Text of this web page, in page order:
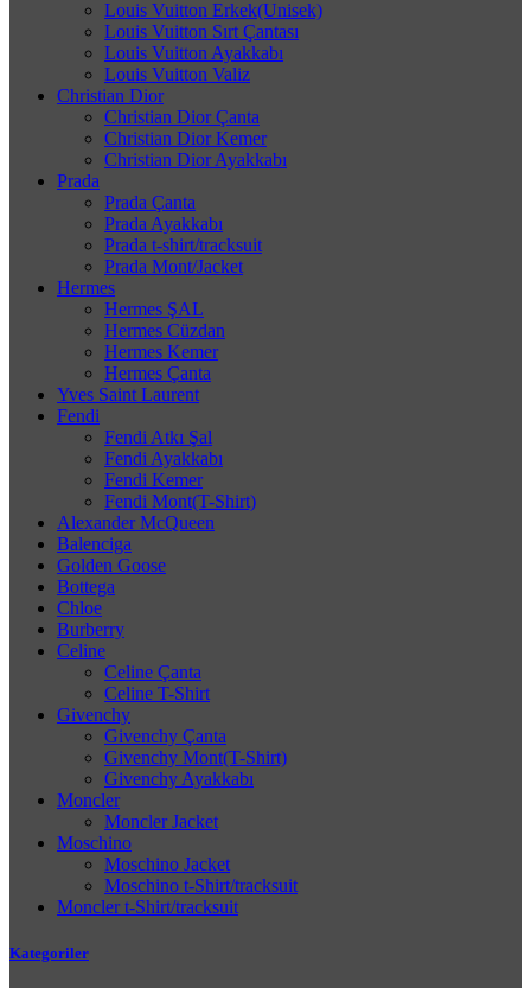
Louis Vuitton Erkek(Unisek)
Louis Vuitton Sırt Çantası
Louis Vuitton Ayakkabı
Louis Vuitton Valiz
Christian Dior
Christian Dior Çanta
Christian Dior Kemer
Christian Dior Ayakkabı
Prada
Prada Çanta
Prada Ayakkabı
Prada t-shirt/tracksuit
Prada Mont/Jacket
Hermes
Hermes ŞAL
Hermes Cüzdan
Hermes Kemer
Hermes Çanta
Yves Saint Laurent
Fendi
Fendi Atkı Şal
Fendi Ayakkabı
Fendi Kemer
Fendi Mont(T-Shirt)
Alexander McQueen
Balenciga
Golden Goose
Bottega
Chloe
Burberry
Celine
Celine Çanta
Celine T-Shirt
Givenchy
Givenchy Çanta
Givenchy Mont(T-Shirt)
Givenchy Ayakkabı
Moncler
Moncler Jacket
Moschino
Moschino Jacket
Moschino t-Shirt/tracksuit
Moncler t-Shirt/tracksuit
Kategoriler